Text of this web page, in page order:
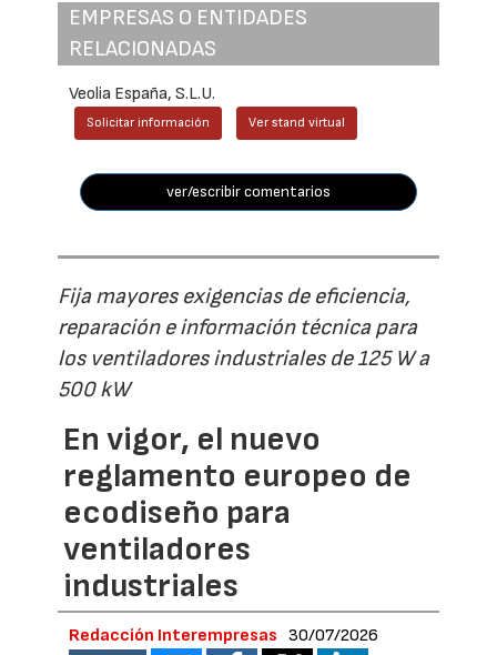
EMPRESAS O ENTIDADES
RELACIONADAS
Veolia España, S.L.U.
Solicitar información Ver stand virtual
ver/escribir comentarios
Fija mayores exigencias de eficiencia,
reparación e información técnica para
los ventiladores industriales de 125 W a
500 kW
En vigor, el nuevo
reglamento europeo de
ecodiseño para
ventiladores
industriales
Redacción Interempresas 30/07/2026